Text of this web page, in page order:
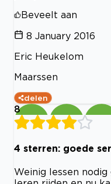
Beveelt aan
8 January 2016
Eric Heukelom
Maarssen
delen
8
4 sterren: goede
Weinig lessen